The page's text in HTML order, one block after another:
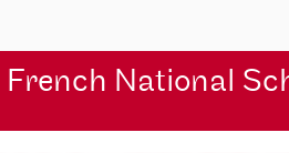
French National